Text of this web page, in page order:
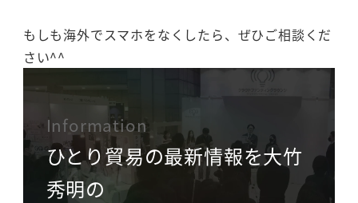
もしも海外でスマホをなくしたら、ぜひご相談くだ
さい^^
Information
ひとり貿易の最新情報を大竹
秀明の